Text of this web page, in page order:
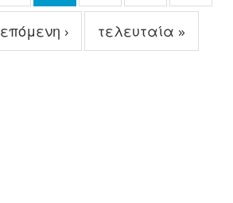
επόμενη › τελευταία »